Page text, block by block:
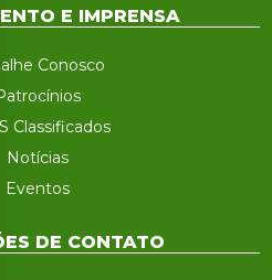
E IMPRENSA
Conosco
Classificados
Notícias
Eventos
DE CONTATO